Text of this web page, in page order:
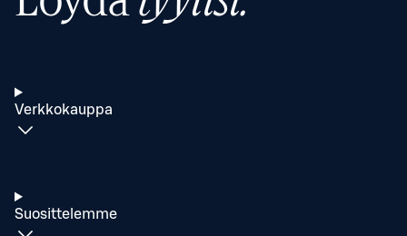
Verkkokauppa
Suosittelemme